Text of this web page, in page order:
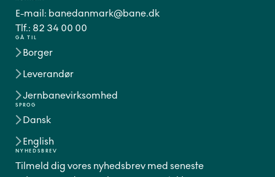
GÅ TIL
Borger
Leverandør
Jernbanevirksomhed
SPROG
Dansk
English
E-mail: banedanmark@bane.dk
Tlf.: 82 34 00 00
NYHEDSBREV
Tilmeld dig vores nyhedsbrev med seneste